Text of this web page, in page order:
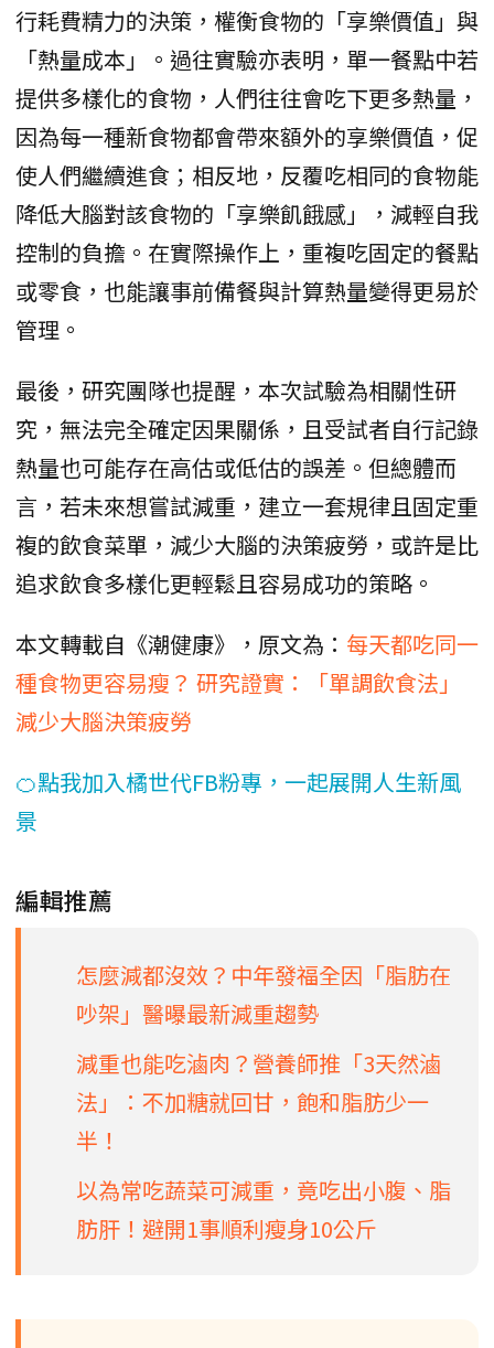
行耗費精力的決策，權衡食物的「享樂價值」與
「熱量成本」。過往實驗亦表明，單一餐點中若
提供多樣化的食物，人們往往會吃下更多熱量，
因為每一種新食物都會帶來額外的享樂價值，促
使人們繼續進食；相反地，反覆吃相同的食物能
降低大腦對該食物的「享樂飢餓感」，減輕自我
控制的負擔。在實際操作上，重複吃固定的餐點
或零食，也能讓事前備餐與計算熱量變得更易於
管理。
最後，研究團隊也提醒，本次試驗為相關性研
究，無法完全確定因果關係，且受試者自行記錄
熱量也可能存在高估或低估的誤差。但總體而
言，若未來想嘗試減重，建立一套規律且固定重
複的飲食菜單，減少大腦的決策疲勞，或許是比
追求飲食多樣化更輕鬆且容易成功的策略。
本文轉載自《潮健康》，原文為： 每天都吃同一
種食物更容易瘦？ 研究證實：「單調飲食法」
減少大腦決策疲勞
🍊點我加入橘世代FB粉專，一起展開人生新風
景
編輯推薦
怎麼減都沒效？中年發福全因「脂肪在
吵架」醫曝最新減重趨勢
減重也能吃滷肉？營養師推「3天然滷
法」：不加糖就回甘，飽和脂肪少一
半！
以為常吃蔬菜可減重，竟吃出小腹、脂
肪肝！避開1事順利瘦身10公斤